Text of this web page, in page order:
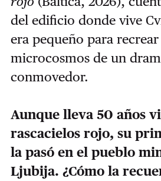
del edificio donde vive
era pequeño para
microcosmos de un
conmovedor.
Aunque lleva 50 años
rascacielos rojo, su
la pasó en el pueblo
Ljubija. ¿Cómo la